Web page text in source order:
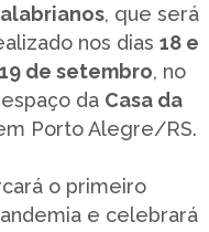
, que será
nos dias 18 e
19 de setembro, no
espaço da Casa da
Porto Alegre/RS.
o primeiro
e celebrará